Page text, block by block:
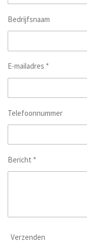
Bedrijfsnaam
E-mailadres *
Telefoonnummer
Bericht *
Verzenden